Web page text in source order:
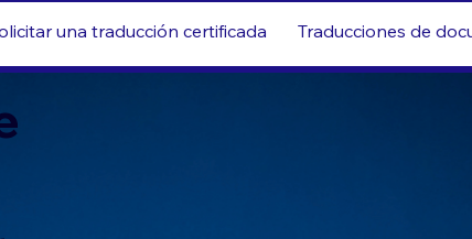
una traducción certificada Traducciones de